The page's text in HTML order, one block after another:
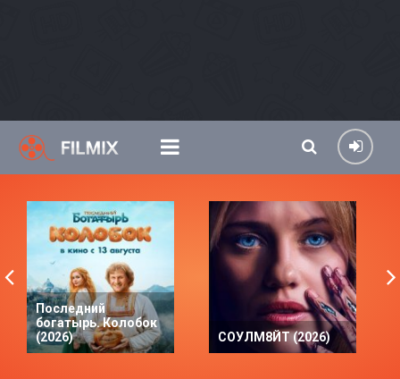
Последний
богатырь. Колобок
(2026)
СОУЛМ8ЙТ (2026)